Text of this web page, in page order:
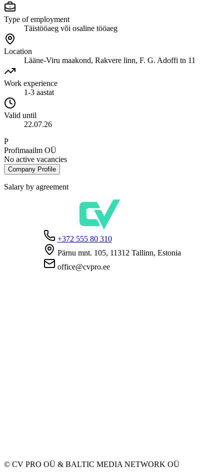
Type of employment
Täistööaeg või osaline tööaeg
Location
Lääne-Viru maakond, Rakvere linn, F. G. Adoffi tn 11
Work experience
1-3 aastat
Valid until
22.07.26
P
Profimaailm OÜ
No active vacancies
Company Profile
Salary by agreement
+372 555 80 310
Pärnu mnt. 105, 11312 Tallinn, Estonia
office@cvpro.ee
© CV PRO OÜ & BALTIC MEDIA NETWORK OÜ